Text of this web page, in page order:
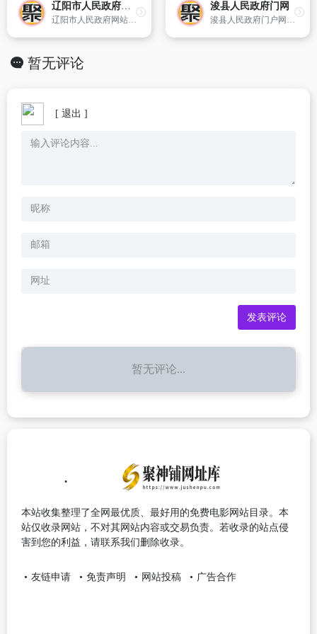
辽阳市人民政府网站
辽阳市人民政府网站以发布政府信息、提供便民服务和拓展网上办事为主要内容。是对外宣传辽阳市政治、经济和发展等各方面情况的窗口,是服务百姓,服务企业的桥梁,是辽阳市各部门子网站与公众交流和展示的总平台。
浚县人民政府门网
浚县人民政府门户网站是县政府对外宣传、发布政务信息提供公共服务的重要窗口。网站提供了浚县概况、经济、社会、文化、旅游、招商引资、政府服务等方面的信息。
暂无评论
[ 退出 ]
暂无评论...
本站收集整理了全网最优质、最好用的免费电影网站目录。本
站仅收录网站，不对其网站内容或交易负责。若收录的站点侵
害到您的利益，请联系我们删除收录。
友链申请 免责声明 网站投稿 广告合作